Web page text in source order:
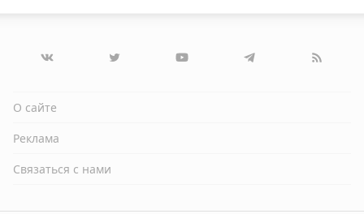
О сайте
Реклама
Связаться с нами